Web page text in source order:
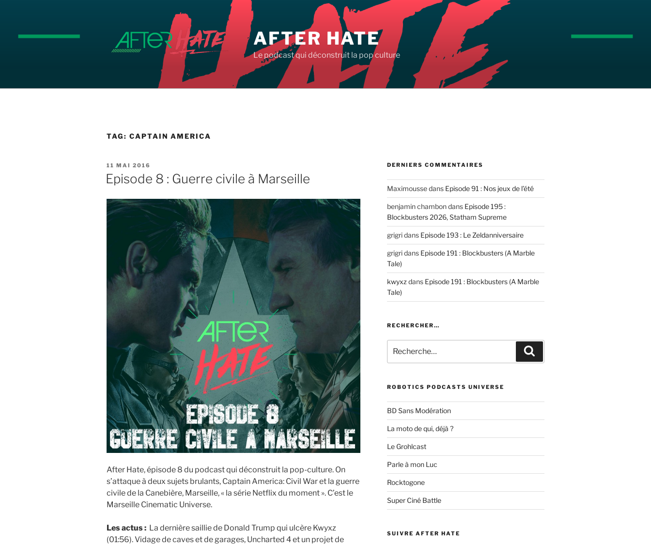
principal
AFTER HATE
Le podcast qui déconstruit la pop culture
TAG: CAPTAIN AMERICA
PUBLIÉ
LE
11 MAI 2016
Episode 8 : Guerre civile à Marseille
After Hate, épisode 8 du podcast qui déconstruit la pop-culture. On
s’attaque à deux sujets brulants, Captain America: Civil War et la guerre
civile de la Canebière, Marseille, « la série Netflix du moment ». C’est le
Marseille Cinematic Universe.
Les actus : La dernière saillie de Donald Trump qui ulcère Kwyxz
(01:56). Vidage de caves et de garages, Uncharted 4 et un projet de
DERNIERS COMMENTAIRES
Maximoussedans Episode 91 : Nos jeux de l’été
benjamin chambondans Episode 195 :
Blockbusters 2026, Statham Supreme
grigridans Episode 193 : Le Zeldanniversaire
grigridans Episode 191 : Blockbusters (A Marble
Tale)
kwyxz dans Episode 191 : Blockbusters (A Marble
Tale)
RECHERCHER…
pour
:
ROBOTICS PODCASTS UNIVERSE
BD Sans Modération
La moto de qui, déjà ?
Le Grohlcast
Parle à mon Luc
Rocktogone
Super Ciné Battle
SUIVRE AFTER HATE